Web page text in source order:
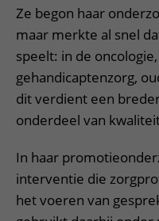
Ze begon haar
maar merkte al snel
speelt: in de
gehandicaptenzorg,
dit verdient een
onderdeel van
In haar
interventie die
het voeren van